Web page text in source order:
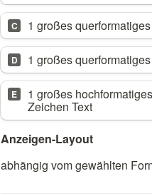
C 1 großes
D 1 großes
E 1 großes
Zeichen Text
Anzeigen-Layout
abhängig vom gewählten